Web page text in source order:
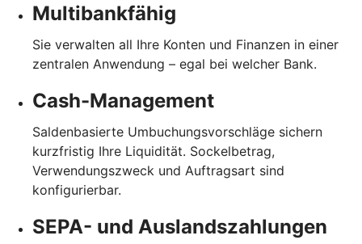
Multibankfähig
Sie verwalten all Ihre Konten und Finanzen in einer
zentralen Anwendung – egal bei welcher Bank.
Cash-Management
Saldenbasierte Umbuchungsvorschläge sichern
kurzfristig Ihre Liquidität. Sockelbetrag,
Verwendungszweck und Auftragsart sind
konfigurierbar.
SEPA- und Auslandszahlungen